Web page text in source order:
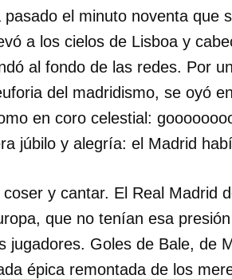
Guardar como favorito
Para poder guardar como favorito,
cuenta de 14ymedio.
pasado el minuto noventa que
a los cielos de Lisboa y
al fondo de las redes. Por
del madridismo, se oyó
en coro celestial:
júbilo y alegría: el Madrid
y cantar. El Real Madrid
que no tenían esa
jugadores. Goles de Bale, de
épica remontada de los